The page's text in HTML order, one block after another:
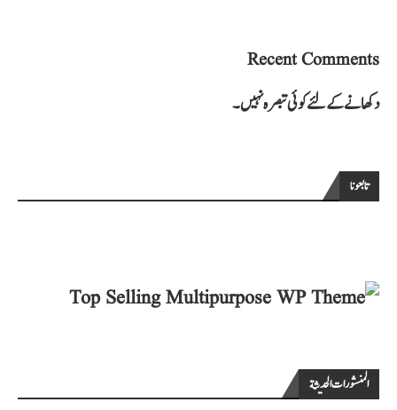
Recent Comments
دکھانے کے لئے کوئی تبصرہ نہیں۔
تابعونا
المنشورات الحديثة